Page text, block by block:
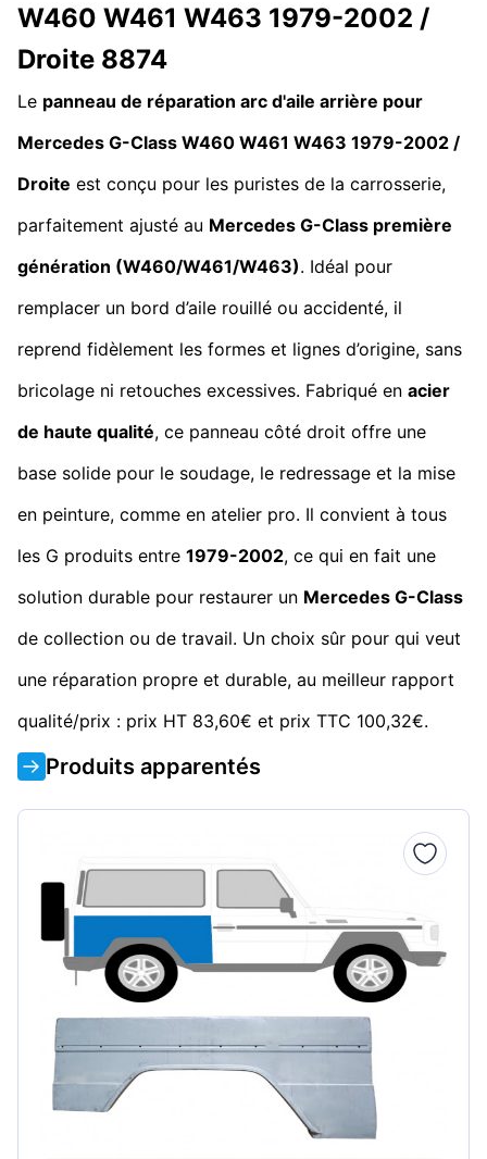
W460 W461 W463 1979-2002 /
Droite 8874
Le panneau de réparation arc d'aile arrière pour
Mercedes G-Class W460 W461 W463 1979-2002 /
Droite est conçu pour les puristes de la carrosserie,
parfaitement ajusté au Mercedes G-Class première
génération (W460/W461/W463). Idéal pour
remplacer un bord d’aile rouillé ou accidenté, il
reprend fidèlement les formes et lignes d’origine, sans
bricolage ni retouches excessives. Fabriqué en acier
de haute qualité, ce panneau côté droit offre une
base solide pour le soudage, le redressage et la mise
en peinture, comme en atelier pro. Il convient à tous
les G produits entre 1979-2002, ce qui en fait une
solution durable pour restaurer un Mercedes G-Class
de collection ou de travail. Un choix sûr pour qui veut
une réparation propre et durable, au meilleur rapport
qualité/prix : prix HT 83,60€ et prix TTC 100,32€.
Produits apparentés